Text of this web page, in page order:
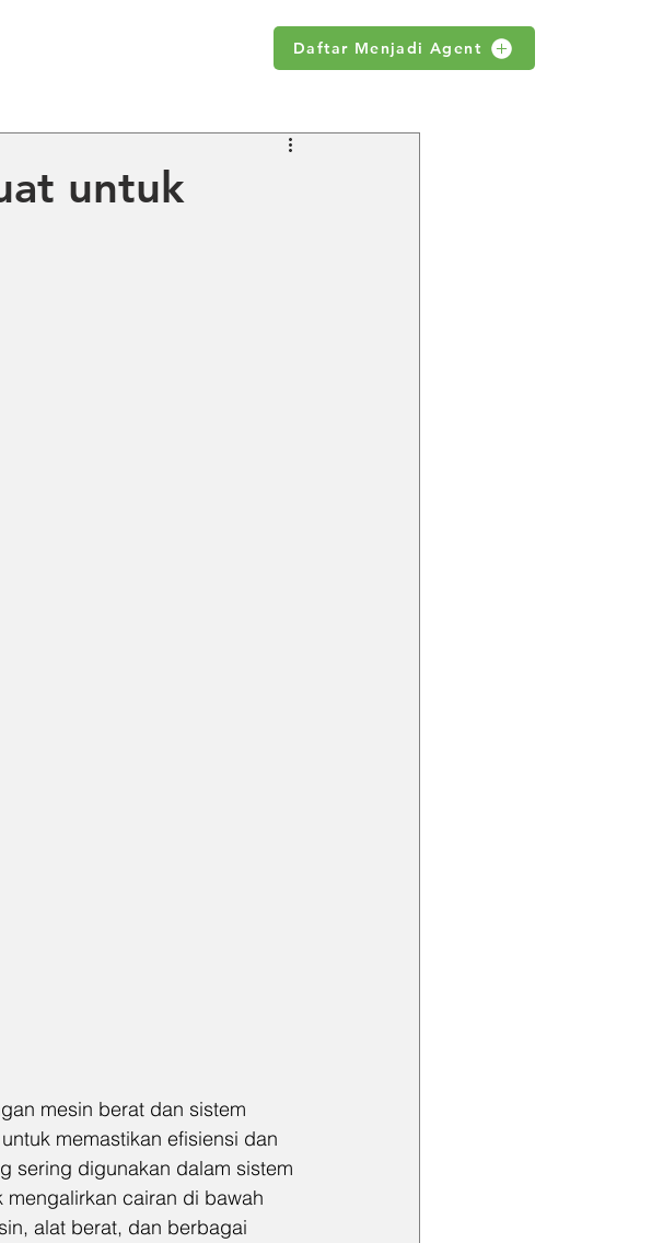
Daftar Menjadi Agent
untuk
mesin berat dan sistem
memastikan efisiensi dan
sering digunakan dalam sistem
cairan di bawah
alat berat, dan berbagai